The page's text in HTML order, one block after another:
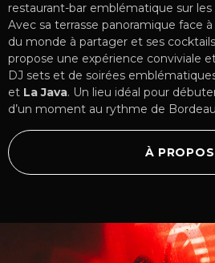
restaurant-bar emblématique sur les
Avec sa terrasse panoramique face
du monde à partager et ses
propose une expérience conviviale
DJ sets et de soirées
et La Java. Un lieu idéal pour
d’un moment au rythme de
À PROPOS